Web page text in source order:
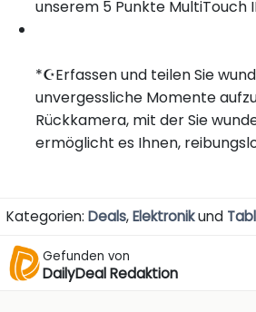
unserem 5 Punkte MultiTouch
*☪Erfassen und teilen Sie
unvergessliche Momente
Rückkamera, mit der Sie
ermöglicht es Ihnen,
Kategorien:Deals,Elektronikund
Gefunden von
DailyDeal Redaktion